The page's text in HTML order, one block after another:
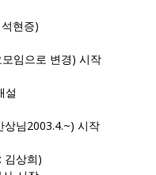
현증)
임으로 변경) 시작
설
상님2003.4.~) 시작
김상희)